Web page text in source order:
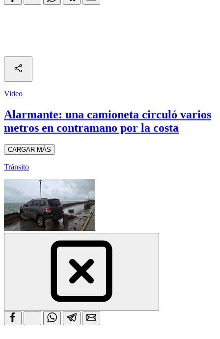
Video
Alarmante: una camioneta circuló varios
metros en contramano por la costa
CARGAR MÁS
Tránsito